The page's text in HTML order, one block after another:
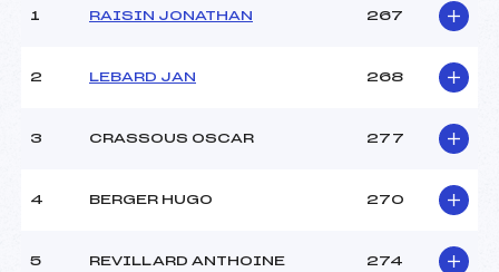
CARACTÉRISTIQUES DE LA PISTE
Distance :
4 km
Montée Tot. :
Homologation :
1 RAISIN JONATHAN 267
2 LEBARD JAN 268
3 CRASSOUS OSCAR 277
4 BERGER HUGO 270
5 REVILLARD ANTHOINE 274